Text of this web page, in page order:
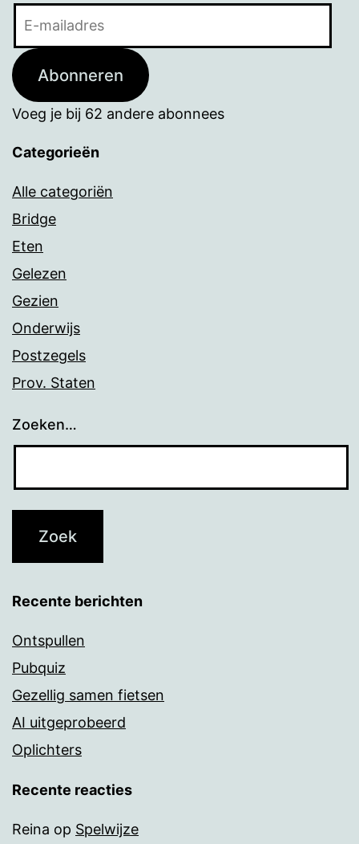
Abonneren
Voeg je bij 62 andere abonnees
Categorieën
Alle categoriën
Bridge
Eten
Gelezen
Gezien
Onderwijs
Postzegels
Prov. Staten
Zoeken…
Recente berichten
Ontspullen
Pubquiz
Gezellig samen fietsen
AI uitgeprobeerd
Oplichters
Recente reacties
Reina op Spelwijze